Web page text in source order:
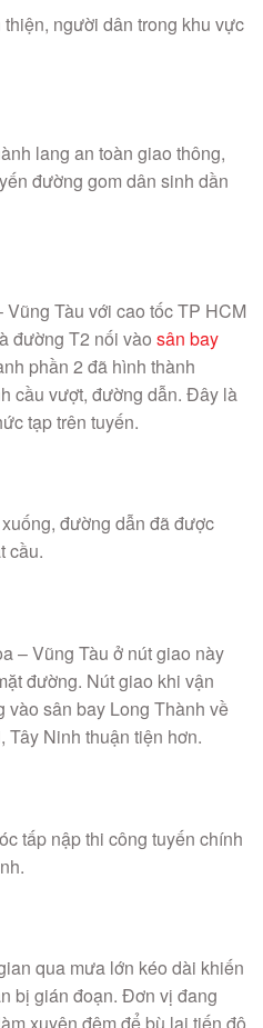
người dân trong khu vực
lang an toàn giao thông,
đường gom dân sinh dần
Tàu với cao tốc TP HCM
đường T2 nối vào sân bay
phần 2 đã hình thành
cầu vượt, đường dẫn. Đây là
tạp trên tuyến.
đường dẫn đã được
cầu.
– Vũng Tàu ở nút giao này
đường. Nút giao khi vận
vào sân bay Long Thành về
Ninh thuận tiện hơn.
tấp nập thi công tuyến chính
qua mưa lớn kéo dài khiến
bị gián đoạn. Đơn vị đang